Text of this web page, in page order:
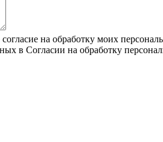
на обработку моих
в Согласии на обработку